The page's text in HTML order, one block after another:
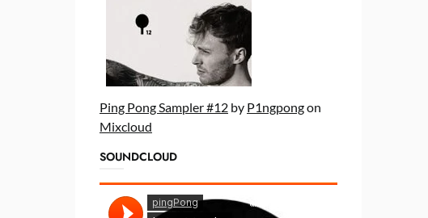
Ping Pong Sampler #12by P1ngpongon
Mixcloud
SOUNDCLOUD